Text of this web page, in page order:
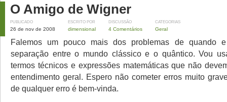
O Amigo de Wigner
PUBLICADO
26 de nov de 2008
ESCRITO POR
dimensional
DISCUSSÃO
4 Comentários
CATEGORIAS
Geral
Falemos um pouco mais dos problemas de quando
separação entre o mundo clássico e o quântico. Vou
termos técnicos e expressões matemáticas que não
entendimento geral. Espero não cometer erros muito
de qualquer erro é bem-vinda.